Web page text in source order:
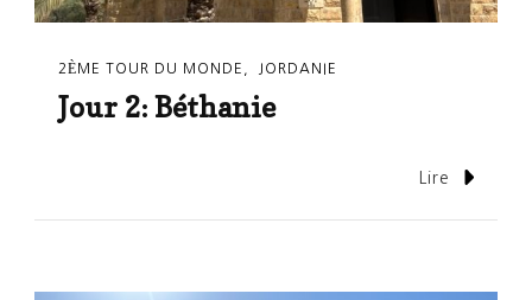
2ÈME TOUR DU MONDE JORDANIE
Jour 2: Béthanie
Lire